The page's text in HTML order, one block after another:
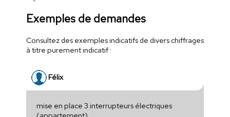
Exemples de demandes
Consultez des exemples indicatifs de divers chiffrages
à titre purement indicatif :
Félix
mise en place 3 interrupteurs électriques